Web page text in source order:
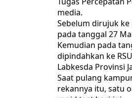
media.
Sebelum dirujuk ke
pada tanggal 27
Kemudian pada
dipindahkan ke
Labkesda Provinsi
Saat pulang
rekannya itu, satu